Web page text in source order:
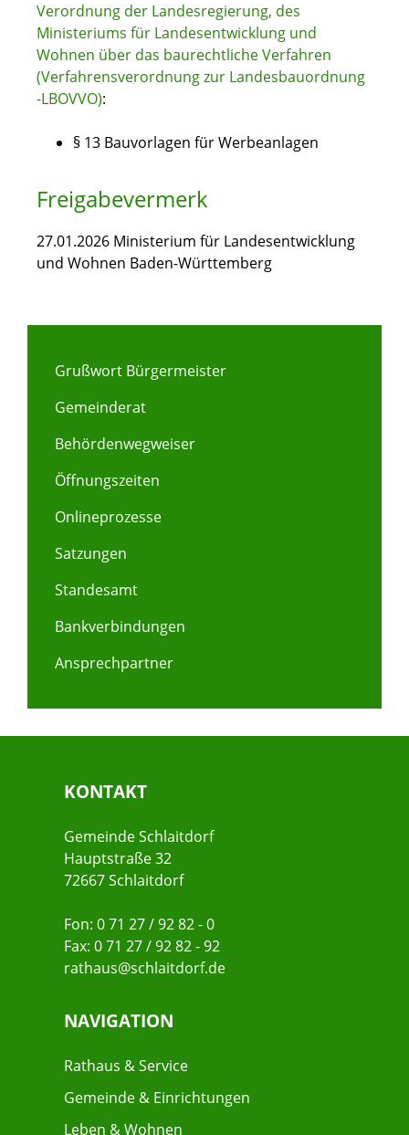
Verordnung der Landesregierung, des
Ministeriums für Landesentwicklung und
Wohnen über das baurechtliche Verfahren
(Verfahrensverordnung zur Landesbauordnung
-LBOVVO):
§ 13 Bauvorlagen für Werbeanlagen
Freigabevermerk
27.01.2026 Ministerium für Landesentwicklung
und Wohnen Baden-Württemberg
Grußwort Bürgermeister
Gemeinderat
Behördenwegweiser
Öffnungszeiten
Onlineprozesse
Satzungen
Standesamt
Bankverbindungen
Ansprechpartner
KONTAKT
Gemeinde Schlaitdorf
Hauptstraße 32
72667 Schlaitdorf
Fon: 0 71 27 / 92 82 - 0
Fax: 0 71 27 / 92 82 - 92
rathaus@schlaitdorf.de
NAVIGATION
Rathaus & Service
Gemeinde & Einrichtungen
Leben & Wohnen